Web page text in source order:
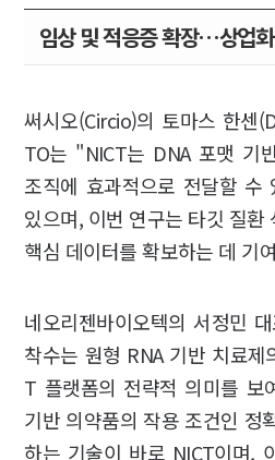
임상 및 적응증 확장…상업
써시오(Circio)의 토마스 한센
TO는 "NICT는 DNA 포맷 기
조직에 효과적으로 전달할 수
있으며, 이번 연구는 타깃 질환
핵심 데이터를 확보하는 데 기
네오리젠바이오텍의 서정민
착수는 원형 RNA 기반 치료
T 플랫폼의 전략적 의미를 보
기반 의약품의 작용 조건인 정
하는 기술이 바로 NICT이며,